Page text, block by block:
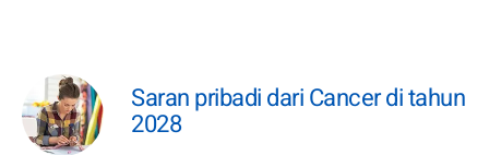
Saran pribadi dari Cancer di tahun
2028